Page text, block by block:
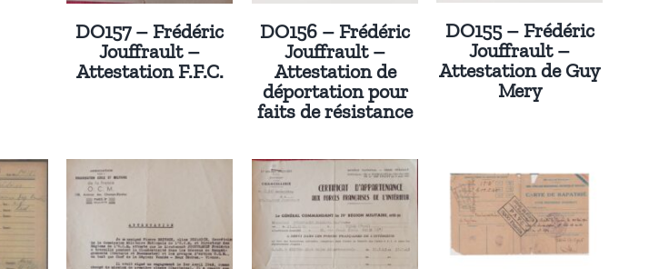
DO157 – Frédéric
Jouffrault –
Attestation F.F.C.
DO156 – Frédéric
Jouffrault –
Attestation de
déportation pour
faits de résistance
DO155 – Frédéric
Jouffrault –
Attestation de Guy
Mery